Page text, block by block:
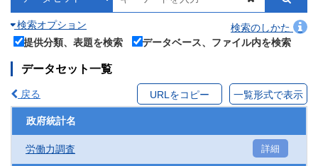
検索オプション
検索のしかた
提供分類、表題を検索
データベース、ファイル内を検索
データセット一覧
戻る URLをコピー 一覧形式で表示
政府統計名
労働力調査 詳細